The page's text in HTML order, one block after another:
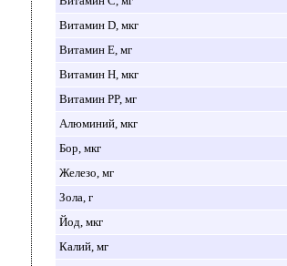
Витамин D, мкг
Витамин E, мг
Витамин H, мкг
Витамин PP, мг
Алюминий, мкг
Бор, мкг
Железо, мг
Зола, г
Йод, мкг
Калий, мг